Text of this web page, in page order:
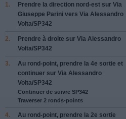
1. Prendre la direction nord-est sur Via
Giuseppe Parini vers Via Alessandro
Volta/SP342
2. Prendre à droite sur Via Alessandro
Volta/SP342
3. Au rond-point, prendre la 4e sortie et
continuer sur Via Alessandro
Volta/SP342
Continuer de suivre SP342
Traverser 2 ronds-points
4. Au rond-point, prendre la 2e sortie